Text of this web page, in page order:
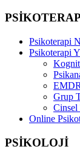
Psikoterapi
Psikoterapi
Grup
Cinsel
Online
PSİKOLOJİ